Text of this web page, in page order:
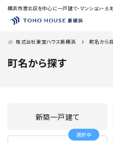
横浜市港北区を中心に一戸建て・マンション・
株式会社東宝ハウス新横浜 町名から
町名から探す
新築一戸建て